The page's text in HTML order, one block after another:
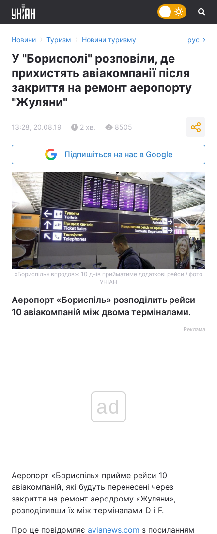
Головна Війна
Україна Політика
Новини › Туризм › Новини туризму рус
У "Борисполі" розповіли, де
прихистять авіакомпанії після
закриття на ремонт аеропорту
"Жуляни"
13:28, 20.08.19 2 хв. 8505
Підпишіться на нас в Google
«Бориспіль» впродовж 10 днів прийматиме додаткові рейси / фото
УНІАН
Аеропорт «Бориспіль» розподілить рейси
10 авіакомпаній між двома терміналами.
Реклама
ad
Аеропорт «Бориспіль» прийме рейси 10
авіакомпаній, які будуть перенесені через
закриття на ремонт аеродрому «Жуляни»,
розподіливши їх між терміналами D і F.
Про це повідомляє avianews.com з посиланням